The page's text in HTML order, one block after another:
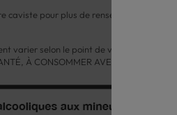
caviste pour plus de renseignements.
varier selon le point de vente.
À CONSOMMER AVEC MODÉRATION.